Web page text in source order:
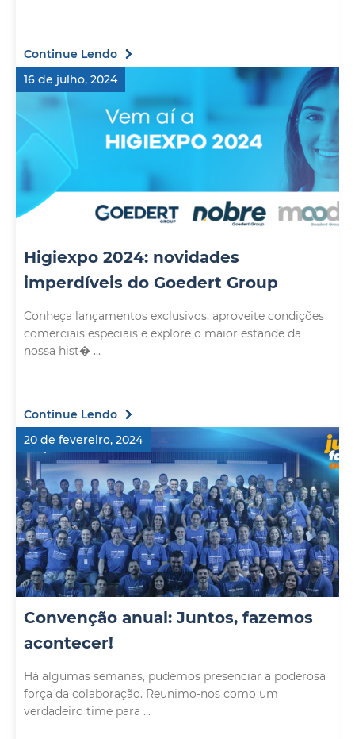
Continue Lendo
16 de julho, 2024
Higiexpo 2024: novidades
imperdíveis do Goedert Group
Conheça lançamentos exclusivos, aproveite condições
comerciais especiais e explore o maior estande da
nossa hist� ...
Continue Lendo
20 de fevereiro, 2024
Convenção anual: Juntos, fazemos
acontecer!
Há algumas semanas, pudemos presenciar a poderosa
força da colaboração. Reunimo-nos como um
verdadeiro time para ...